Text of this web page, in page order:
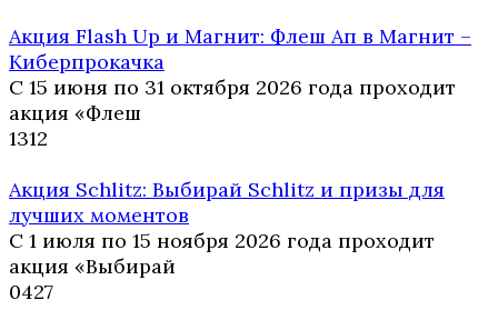
Акция Flash Up и Магнит: Флеш Ап в Магнит –
Киберпрокачка
С 15 июня по 31 октября 2026 года проходит
акция «Флеш
1312
Акция Schlitz: Выбирай Schlitz и призы для
лучших моментов
С 1 июля по 15 ноября 2026 года проходит
акция «Выбирай
0427